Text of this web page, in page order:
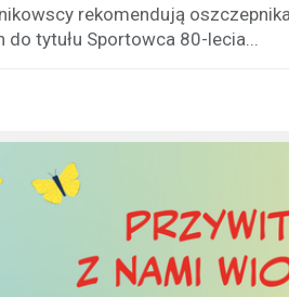
rekomendują
tytułu Sportowca 80-lecia...